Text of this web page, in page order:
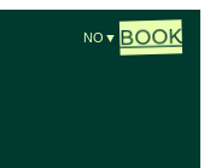
NO ▼ BOOK